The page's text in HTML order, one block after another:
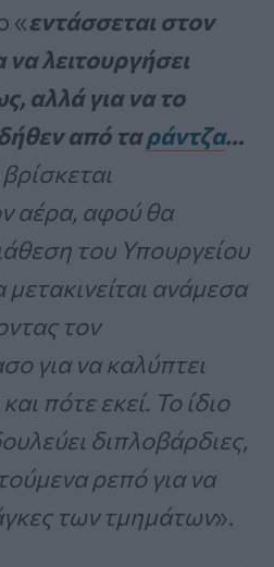
«εντάσσεται στον
να λειτουργήσει
αλλά για να το
από ταράντζα…
αέρα, αφού θα
του Υπουργείου
μετακινείται ανάμεσα
τον
για να καλύπτει
πότε εκεί. Το ίδιο
διπλοβάρδιες,
ρεπό για να
των τμημάτων».